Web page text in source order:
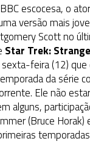
escocesa, o
versão mais
Scott no
Star Trek:
feira (12) que
da série
Ele não
alguns,
(Bruce Horak)